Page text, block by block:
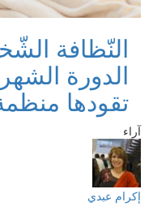
النّظافة
الدورة
تقودها
آراء
إكرام عبدي